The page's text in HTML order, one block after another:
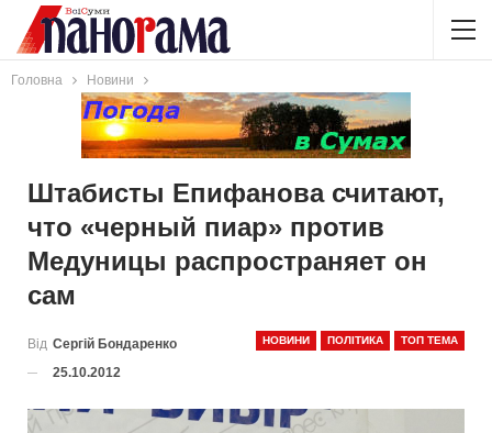
Головна Новини
Штабисты Епифанова считают,
что «черный пиар» против
Медуницы распространяет он
сам
НОВИНИ ПОЛІТИКА ТОП ТЕМА
Від Сергій Бондаренко
25.10.2012